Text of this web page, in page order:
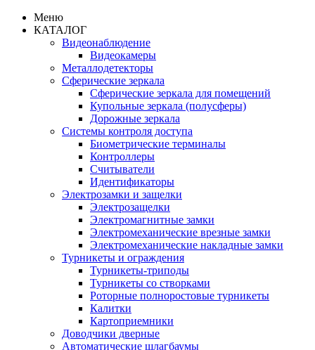
Меню
КАТАЛОГ
Видеонаблюдение
Видеокамеры
Металлодетекторы
Сферические зеркала
Сферические зеркала для помещений
Купольные зеркала (полусферы)
Дорожные зеркала
Системы контроля доступа
Биометрические терминалы
Контроллеры
Считыватели
Идентификаторы
Электрозамки и защелки
Электрозащелки
Электромагнитные замки
Электромеханические врезные замки
Электромеханические накладные замки
Турникеты и ограждения
Турникеты-триподы
Турникеты со створками
Роторные полноростовые турникеты
Калитки
Картоприемники
Доводчики дверные
Автоматические шлагбаумы